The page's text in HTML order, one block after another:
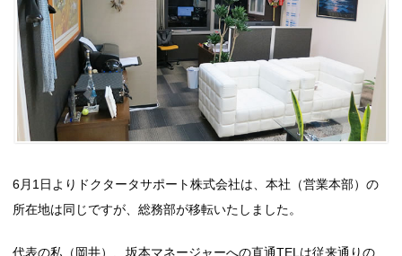
6月1日よりドクタータサポート株式会社は、本社（営業本部）の
所在地は同じですが、総務部が移転いたしました。
代表の私（岡井）、坂本マネージャーへの直通TELは従来通りの